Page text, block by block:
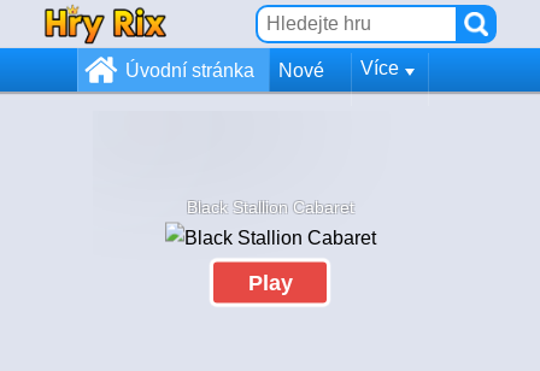
Úvodní stránka Nové Více
Black Stallion Cabaret
Play